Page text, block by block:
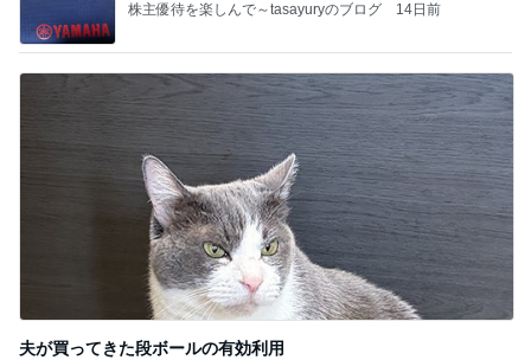
株主優待を楽しんで～tasayuryのブログ 14日前
夫が買ってきた段ボールの有効利用